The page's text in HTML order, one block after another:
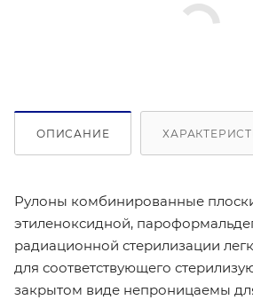
ОПИСАНИЕ
Рулоны комбинированные
этиленоксидной,
радиационной стерилизации
для соответствующего
закрытом виде непроницаемы